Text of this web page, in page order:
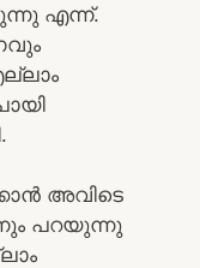
എന്ന്.
അവിടെ
പറയുന്നു